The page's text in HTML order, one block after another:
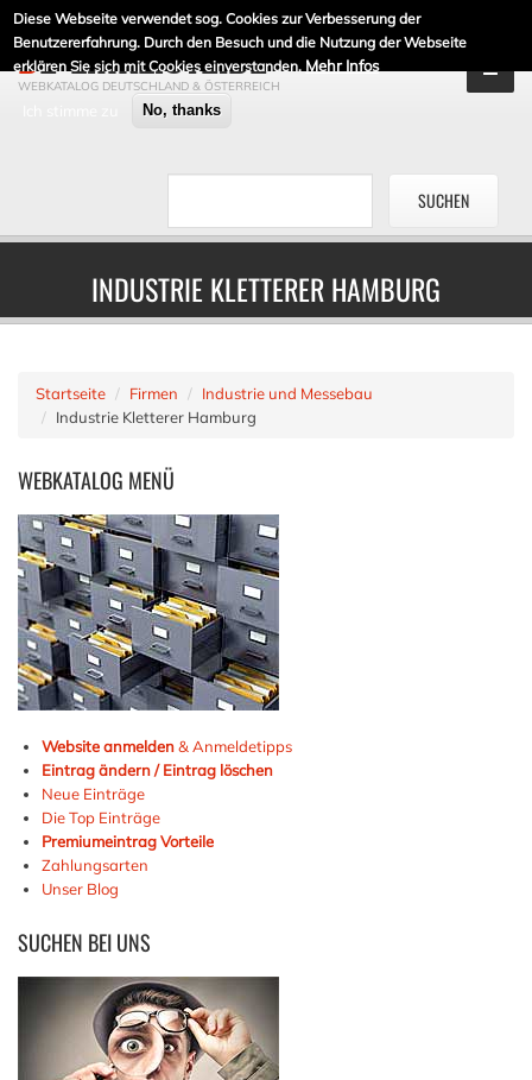
Diese Webseite verwendet sog. Cookies zur Verbesserung der
Benutzererfahrung. Durch den Besuch und die Nutzung der Webseite
erklären Sie sich mit Cookies einverstanden. Mehr Infos
No, thanks
DE-LINKLISTE.DE
WEBKATALOG DEUTSCHLAND & ÖSTERREICH
INDUSTRIE KLETTERER HAMBURG
Startseite Firmen
Industrie und Messebau
Industrie Kletterer Hamburg
WEBKATALOG MENÜ
Website anmelden& Anmeldetipps
Eintrag ändern / Eintrag löschen
Neue Einträge
Die Top Einträge
Premiumeintrag Vorteile
Zahlungsarten
Unser Blog
SUCHEN BEI UNS